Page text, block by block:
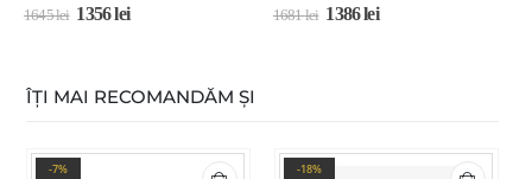
1645lei 1356lei 1681lei 1386lei
ÎȚI MAI RECOMANDĂM ȘI
-7% -18%